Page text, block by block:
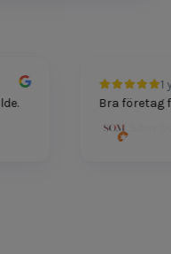
1
Bra företag
Som Dutt